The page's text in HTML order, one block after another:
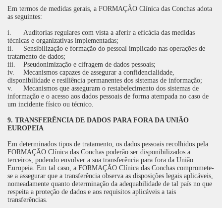
Em termos de medidas gerais, a FORMAÇÃO Clínica das Conchas adota
as seguintes:
i.
Auditorias regulares com vista a aferir a eficácia das medidas
técnicas e organizativas implementadas;
ii.
Sensibilização e formação do pessoal implicado nas operações de
tratamento de dados;
iii.
Pseudonimização e cifragem de dados pessoais;
iv.
Mecanismos capazes de assegurar a confidencialidade,
disponibilidade e resiliência permanentes dos sistemas de informação;
v.
Mecanismos que asseguram o restabelecimento dos sistemas de
informação e o acesso aos dados pessoais de forma atempada no caso de
um incidente físico ou técnico.
9. TRANSFERÊNCIA DE DADOS PARA FORA DA UNIÃO
EUROPEIA
Em determinados tipos de tratamento, os dados pessoais recolhidos pela
FORMAÇÃO Clínica das Conchas poderão ser disponibilizados a
terceiros, podendo envolver a sua transferência para fora da União
Europeia. Em tal caso, a FORMAÇÃO Clínica das Conchas compromete-
se a assegurar que a transferência observa as disposições legais aplicáveis,
nomeadamente quanto determinação da adequabilidade de tal país no que
respeita a proteção de dados e aos requisitos aplicáveis a tais
transferências.